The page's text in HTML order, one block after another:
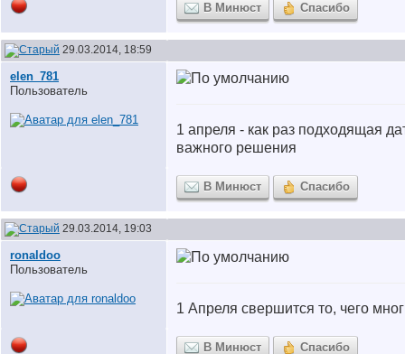
В Минюст Спасибо
29.03.2014, 18:59
elen_781
Пользователь
1 апреля - как раз подходящая
важного решения
В Минюст Спасибо
29.03.2014, 19:03
ronaldoo
Пользователь
1 Апреля свершится то, чего
В Минюст Спасибо